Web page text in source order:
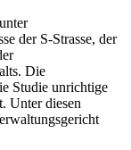
der S-Strasse, der
Die
Studie unrichtige
Unter diesen